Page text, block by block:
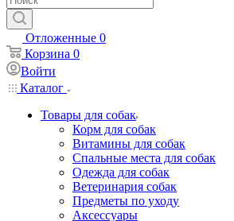
Отложенные 0
Корзина 0
Войти
Каталог
Товары для собак
Корм для собак
Витамины для собак
Спальные места для собак
Одежда для собак
Ветеринария собак
Предметы по уходу
Аксессуары